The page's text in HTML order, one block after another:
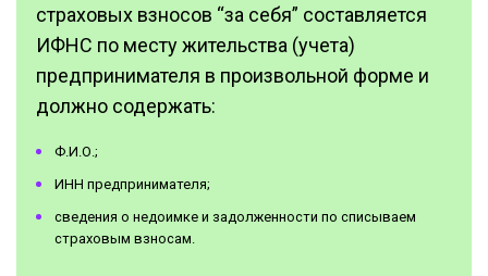
страховых взносов “за себя” составляется
ИФНС по месту жительства (учета)
предпринимателя в произвольной форме и
должно содержать:
Ф.И.О.;
ИНН предпринимателя;
сведения о недоимке и задолженности по списываем
страховым взносам.